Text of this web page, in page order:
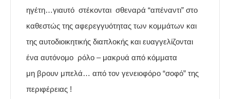
ηγέτη…γιαυτό στέκονται σθεναρά “απέναντι” στο
καθεστώς της αφερεγγυότητας των κομμάτων και
της αυτοδιοικητικής διαπλοκής και ευαγγελίζονται
ένα αυτόνομο ρόλο – μακρυά από κόμματα
μη βρουν μπελά… από τον γενειοφόρο “σοφό” της
περιφέρειας !